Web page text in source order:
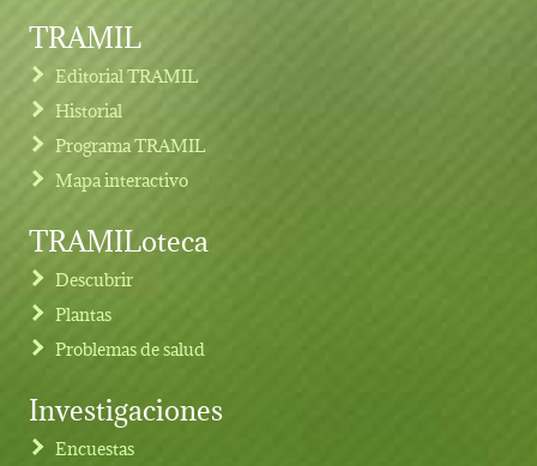
Footer menu
TRAMIL
Editorial TRAMIL
Historial
Programa TRAMIL
Mapa interactivo
TRAMILoteca
Descubrir
Plantas
Problemas de salud
Investigaciones
Encuestas